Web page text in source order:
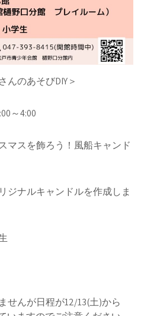
んのあそびDIY＞
～4:00
マスを飾ろう！風船キャンド
ジナルキャンドルを作成しま
せんが日程が12/13(土)から